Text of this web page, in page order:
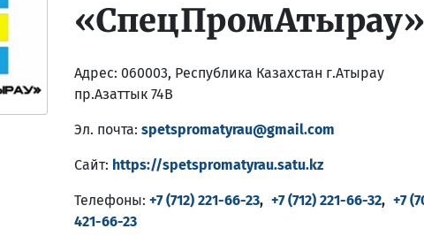
Адрес: 060003, Республика Казахстан г.Атырау
пр.Азаттык 74В
Эл. почта: spetspromatyrau@gmail.com
Сайт: https://spetspromatyrau.satu.kz
Телефоны: +7 (712) 221-66-23, +7 (712) 221-66-32, +7
421-66-23